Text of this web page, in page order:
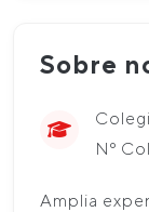
Sobre
Nº
Amplia